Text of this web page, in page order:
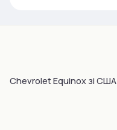
Chevrolet Equinox зі США